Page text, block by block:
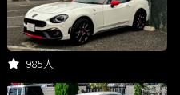
985人